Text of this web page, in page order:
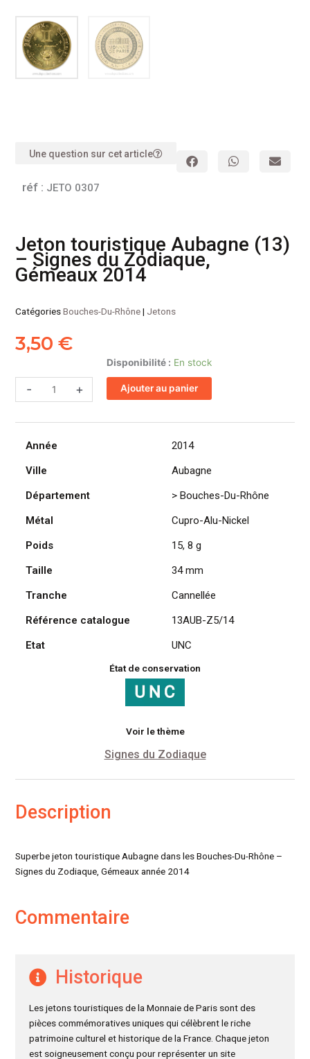
Une question sur cet article
réf : JETO 0307
Jeton touristique Aubagne (13)
– Signes du Zodiaque,
Gémeaux 2014
CatégoriesBouches-Du-Rhône| Jetons
3,50€
Disponibilité : En stock
-
de
Jeton
Aubagne
Signes
Zodiaque,
Gémeaux
+ Ajouter au panier
Année
2014
Ville
Aubagne
Département
> Bouches-Du-Rhône
Métal
Cupro-Alu-Nickel
Poids
15, 8 g
Taille
34 mm
Tranche
Cannellée
Référence catalogue
13AUB-Z5/14
Etat
UNC
État de conservation
Voir le thème
Signes du Zodiaque
Description
Superbe jeton touristique Aubagne dans les Bouches-Du-Rhône –
Signes du Zodiaque, Gémeaux année 2014
Commentaire
Historique
Les jetons touristiques de la Monnaie de Paris sont des
pièces commémoratives uniques qui célèbrent le riche
patrimoine culturel et historique de la France. Chaque jeton
est soigneusement conçu pour représenter un site